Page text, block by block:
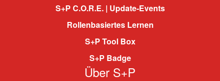
S+P C.O.R.E. | Update-Events
Rollenbasiertes Lernen
S+P Tool Box
S+P Badge
Über S+P